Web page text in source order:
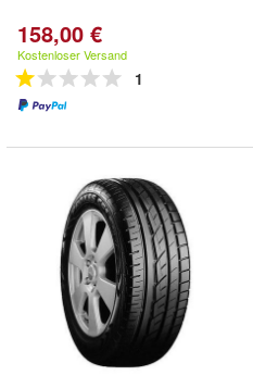
158,00 €
Kostenloser Versand
1